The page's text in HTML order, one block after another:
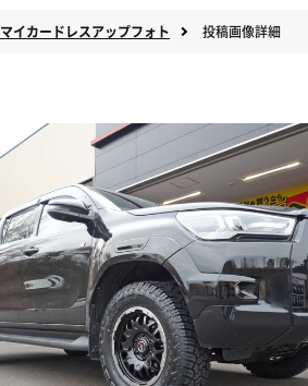
マイカードレスアップフォト 投稿画像詳細